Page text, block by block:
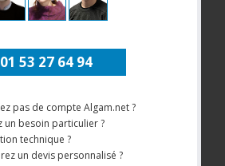
01 53 27 64 94
pas de compte Algam.net ?
un besoin particulier ?
technique ?
un devis personnalisé ?